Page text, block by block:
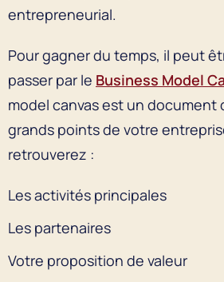
entrepreneurial.
Pour gagner du temps, il peut
passer par le Business Model
model canvas est un document
grands points de votre
retrouverez :
Les activités principales
Les partenaires
Votre proposition de valeur